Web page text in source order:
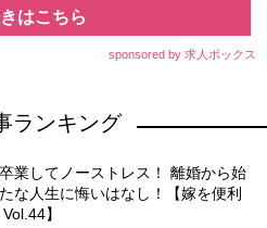
はこちら
sponsored by 求人ボックス
ランキング
業してノーストレス！ 離婚から始
な人生に悔いはなし！【嫁を便利
】